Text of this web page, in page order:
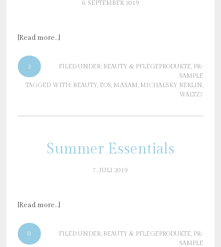
6. SEPTEMBER 2019
[Read more…]
2 FILED UNDER: BEAUTY & PFLEGEPRODUKTE, PR-
SAMPLE
TAGGED WITH: BEAUTY, EOS, M.ASAM, MICHALSKY BERLIN,
WALTZ7
Summer Essentials
7. JULI 2019
[Read more…]
0 FILED UNDER: BEAUTY & PFLEGEPRODUKTE, PR-
SAMPLE